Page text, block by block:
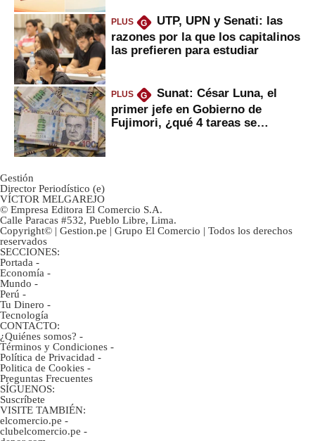
PLUS G
UTP, UPN y Senati: las
razones por la que los capitalinos
las prefieren para estudiar
PLUS G
Sunat: César Luna, el
primer jefe en Gobierno de
Fujimori, ¿qué 4 tareas se
Gestión
Director Periodístico (e)
VÍCTOR MELGAREJO
© Empresa Editora El Comercio S.A.
Calle Paracas #532, Pueblo Libre, Lima.
Copyright© | Gestion.pe | Grupo El Comercio | Todos los derechos
reservados
SECCIONES:
Portada -
Economía -
Mundo -
Perú -
Tu Dinero -
Tecnología
CONTACTO:
¿Quiénes somos? -
Términos y Condiciones -
Política de Privacidad -
Politica de Cookies -
Preguntas Frecuentes
SÍGUENOS:
Suscríbete
VISITE TAMBIÉN:
elcomercio.pe -
clubelcomercio.pe -